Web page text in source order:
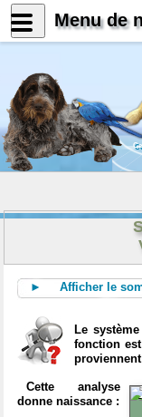
► Afficher le
Le
fonction
Cette analyse
donne naissance :
Menu de